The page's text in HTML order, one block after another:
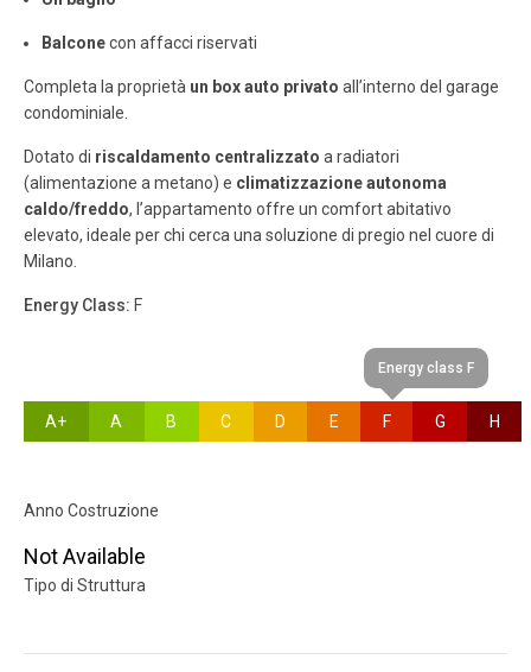
Balconecon affacci riservati
Completa la proprietà un box auto privato all’interno del garage
condominiale.
Dotato di riscaldamento centralizzato a radiatori
(alimentazione a metano) e climatizzazione autonoma
caldo/freddo, l’appartamento offre un comfort abitativo
elevato, ideale per chi cerca una soluzione di pregio nel cuore di
Milano.
Energy Class: F
A+ A B C D E
Energy class F
F G H
Anno Costruzione
Not Available
Tipo di Struttura